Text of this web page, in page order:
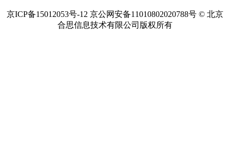
京ICP备15012053号-12 京公网安备11010802020788号 © 北京
合思信息技术有限公司版权所有